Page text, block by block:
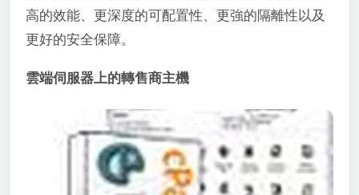
高的效能、更深度的可配置性、更強的隔離性以及
更好的安全保障。
雲端伺服器上的轉售商主機